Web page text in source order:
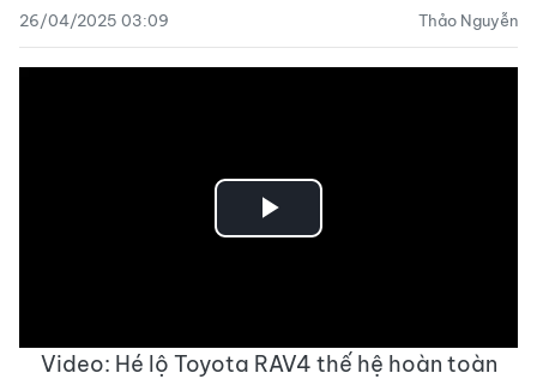
26/04/2025 03:09 Thảo Nguyễn
Play
Video: Hé lộ Toyota RAV4 thế hệ hoàn toàn